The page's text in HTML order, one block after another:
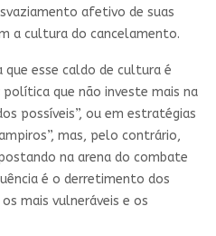
afetivo de suas
a cultura do cancelamento.
que esse caldo de cultura é
política que não investe mais na
possíveis”, ou em estratégias
mas, pelo contrário,
na arena do combate
é o derretimento dos
mais vulneráveis e os